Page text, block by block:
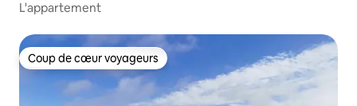
L'appartement
Coup de cœur voyageurs
Coup de cœur voyageurs